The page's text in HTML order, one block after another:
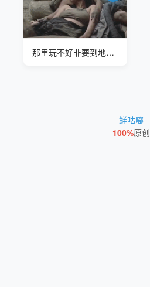
那里玩不好非要到地窖里玩
鲜咕嘟
100%原创